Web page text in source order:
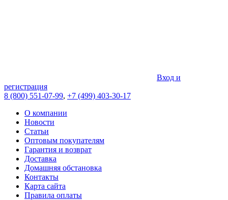
Вход и
регистрация
8 (800) 551-07-99, +7 (499) 403-30-17
О компании
Новости
Статьи
Оптовым покупателям
Гарантия и возврат
Доставка
Домашняя обстановка
Контакты
Карта сайта
Правила оплаты